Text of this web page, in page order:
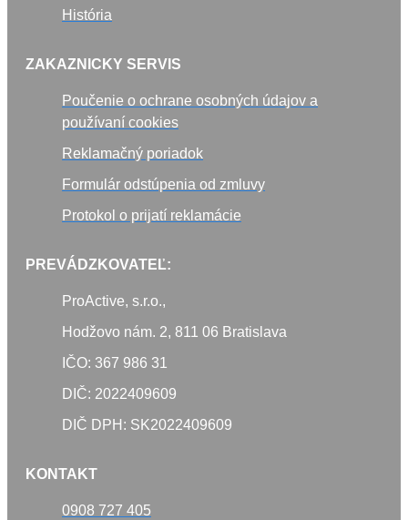
História
ZAKAZNICKY SERVIS
Poučenie o ochrane osobných údajov a
používaní cookies
Reklamačný poriadok
Formulár odstúpenia od zmluvy
Protokol o prijatí reklamácie
PREVÁDZKOVATEĽ:
ProActive, s.r.o.,
Hodžovo nám. 2, 811 06 Bratislava
IČO: 367 986 31
DIČ: 2022409609
DIČ DPH: SK2022409609
KONTAKT
0908 727 405